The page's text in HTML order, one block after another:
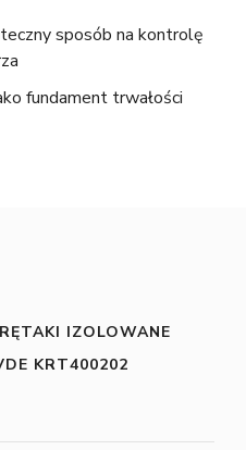
sposób na kontrolę
fundament trwałości
IZOLOWANE
KRT400202